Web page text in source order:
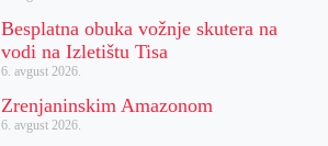
Besplatna obuka vožnje skutera na
vodi na Izletištu Tisa
6. avgust 2026.
Zrenjaninskim Amazonom
6. avgust 2026.